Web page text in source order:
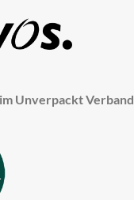
Unverpackt Verband